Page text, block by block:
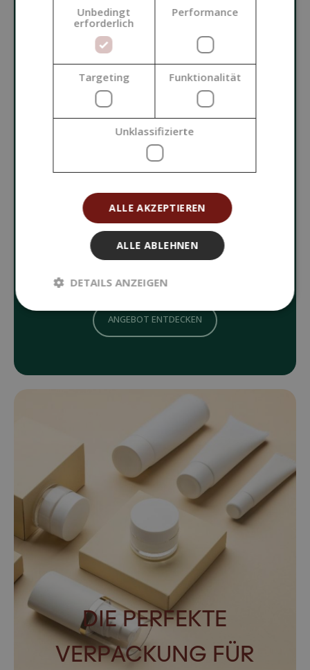
KOSMETIK
GRUNDROHSTOFFE
FARBSTOFFE UND DUFTSTOFFE
WERKZEUGE UND HILFSMITTEL
KERZENHERSTELLUNG
ANGEBOT ENTDECKEN
DIE PERFEKTE
VERPACKUNG FÜR
Unbedingt
erforderlich
Performance
Targeting Funktionalität
Unklassifizierte
ALLE AKZEPTIEREN
ALLE ABLEHNEN
DETAILS ANZEIGEN